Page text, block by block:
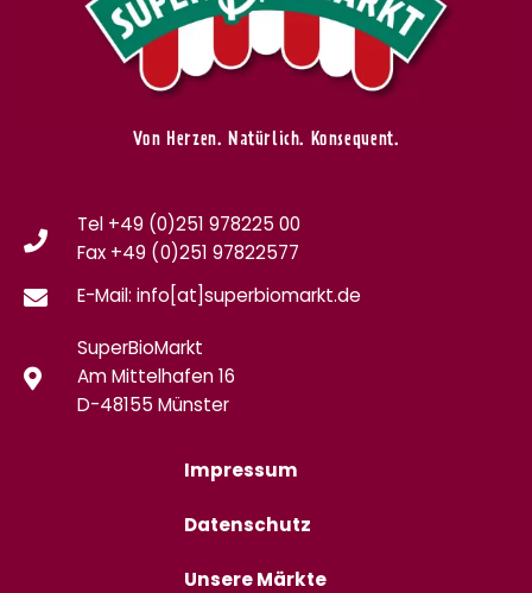
Von Herzen. Natürlich. Konsequent.
Tel +49 (0)251 978225 00
Fax +49 (0)251 97822577
E-Mail: info[at]superbiomarkt.de
SuperBioMarkt
Am Mittelhafen 16
D-48155 Münster
Impressum
Datenschutz
Unsere Märkte